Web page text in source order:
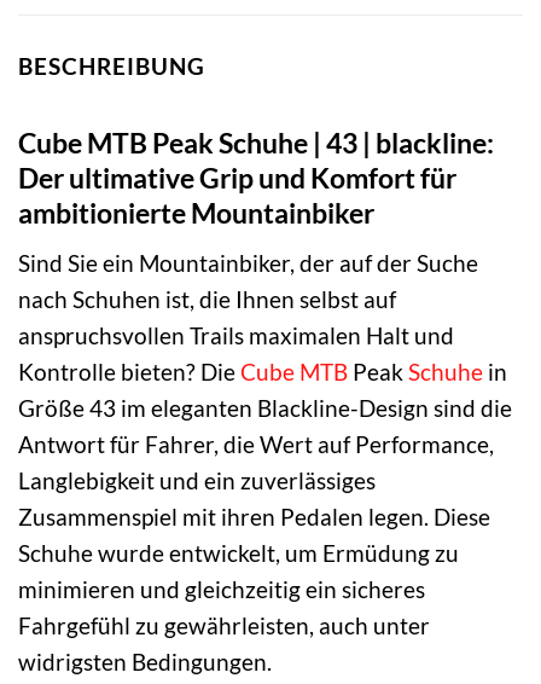
BESCHREIBUNG
Cube MTB Peak Schuhe | 43 | blackline:
Der ultimative Grip und Komfort für
ambitionierte Mountainbiker
Sind Sie ein Mountainbiker, der auf der Suche
nach Schuhen ist, die Ihnen selbst auf
anspruchsvollen Trails maximalen Halt und
Kontrolle bieten? DieCube MTB Peak Schuhe in
Größe 43 im eleganten Blackline-Design sind die
Antwort für Fahrer, die Wert auf Performance,
Langlebigkeit und ein zuverlässiges
Zusammenspiel mit ihren Pedalen legen. Diese
Schuhe wurde entwickelt, um Ermüdung zu
minimieren und gleichzeitig ein sicheres
Fahrgefühl zu gewährleisten, auch unter
widrigsten Bedingungen.